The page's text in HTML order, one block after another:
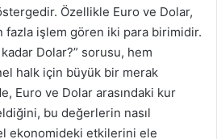
Özellikle Euro ve Dolar,
fazla işlem gören iki para birimidir.
Dolar?” sorusu, hem
halk için büyük bir merak
Euro ve Dolar arasındaki kur
bu değerlerin nasıl
ekonomideki etkilerini ele